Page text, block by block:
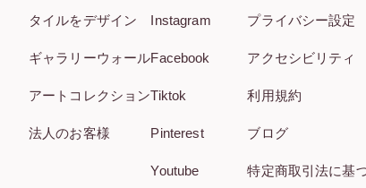
タイルをデザイン
ギャラリーウォール
アートコレクション
法人のお客様
Instagram
Facebook
Tiktok
Pinterest
Youtube
プライバシー設定
アクセシビリティ
利用規約
ブログ
特定商取引法に基